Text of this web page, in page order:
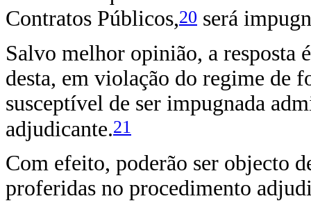
Contratos Públicos,20 será
Salvo melhor opinião, a resposta
desta, em violação do regime de
susceptível de ser impugnada
adjudicante.21
Com efeito, poderão ser objecto
proferidas no procedimento